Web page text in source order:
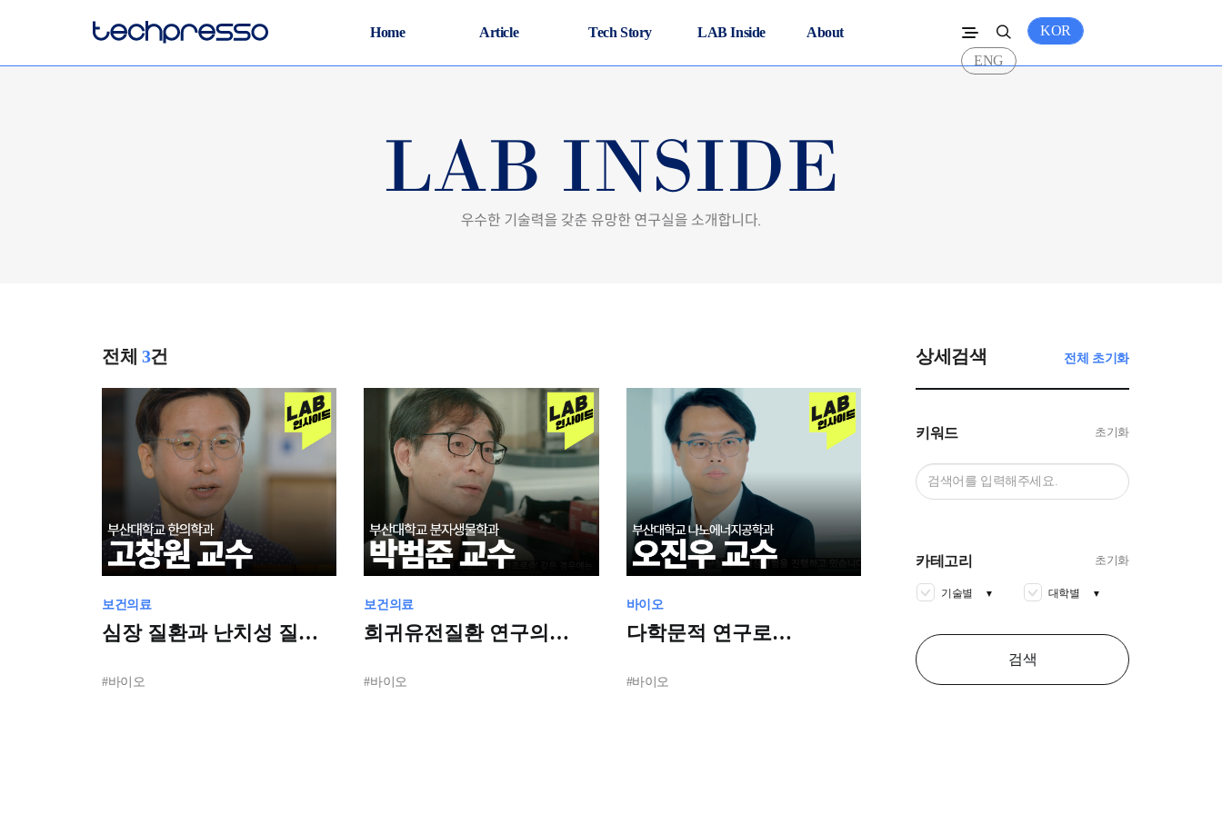
Home Article Tech Story LAB Inside About
KOR
ENG
전체 3건
보건의료
심장 질환과 난치성 질환
부산대학교
한의학전문대학원
#바이오
보건의료
희귀유전질환 연구의
연구실의 열정
#바이오
바이오
다학문적 연구로
센서와 질병 진단
#바이오
상세검색 전체 초기화
키워드 초기화
카테고리 초기화
기술별 ▼ 대학별 ▼
검색